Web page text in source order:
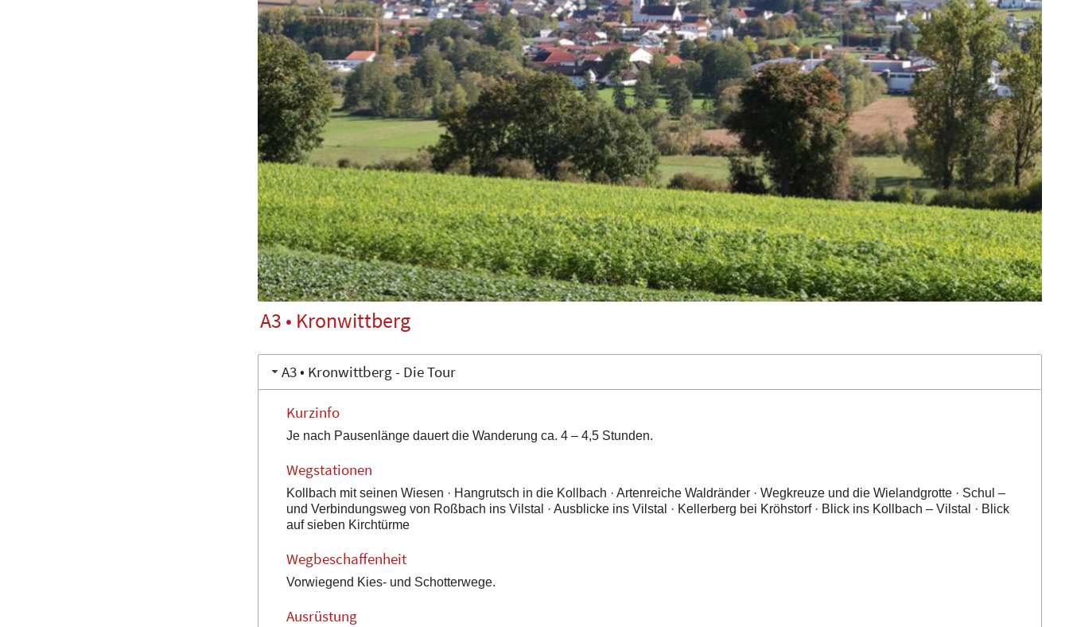
A3 • Kronwittberg
A3 • Kronwittberg - Die Tour
Kurzinfo
Je nach Pausenlänge dauert die Wanderung ca. 4 – 4,5 Stunden.
Wegstationen
Kollbach mit seinen Wiesen · Hangrutsch in die Kollbach · Artenreiche Waldränder · Wegkreuze und die Wielandgrotte · Schul –
und Verbindungsweg von Roßbach ins Vilstal · Ausblicke ins Vilstal · Kellerberg bei Kröhstorf · Blick ins Kollbach – Vilstal · Blick
auf sieben Kirchtürme
Wegbeschaffenheit
Vorwiegend Kies- und Schotterwege.
Ausrüstung